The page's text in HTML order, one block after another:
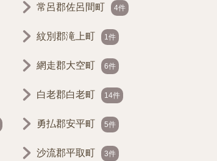
常呂郡佐呂間町 4件
紋別郡滝上町 1件
網走郡大空町 6件
白老郡白老町 14件
勇払郡安平町 5件
沙流郡平取町 3件